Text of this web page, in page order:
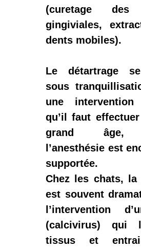
(curetage des
gingiviales,
dents mobiles).
Le détartrage
sous
une intervention
qu’il faut
grand âge,
l’anesthésie est
supportée.
Chez les chats, la
est souvent
l’intervention
(calcivirus) qui
tissus et